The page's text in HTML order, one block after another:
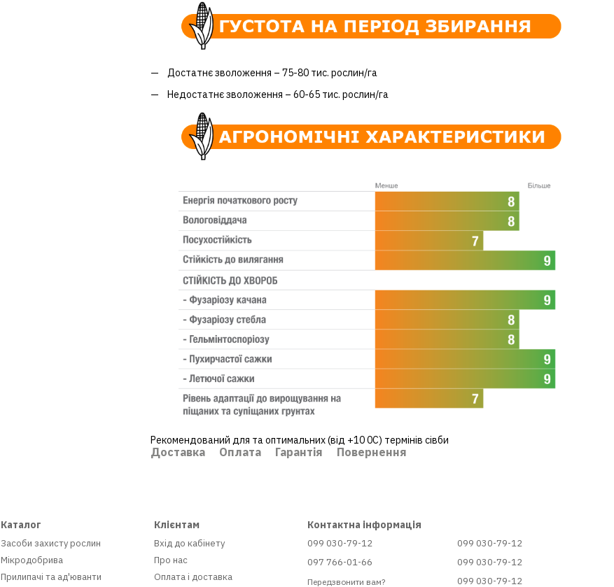
Достатнє зволоження – 75-80 тис. рослин/га
Недостатнє зволоження – 60-65 тис. рослин/га
Рекомендований для та оптимальних (від +10 0С) термінів сівби
Доставка Оплата Гарантія Повернення
Каталог
Засоби захисту рослин
Мікродобрива
Прилипачі та ад'юванти
Клієнтам
Вхід до кабінету
Про нас
Оплата і доставка
Контактна інформація
099 030-79-12
097 766-01-66
Передзвонити вам?
099 030-79-12
099 030-79-12
099 030-79-12